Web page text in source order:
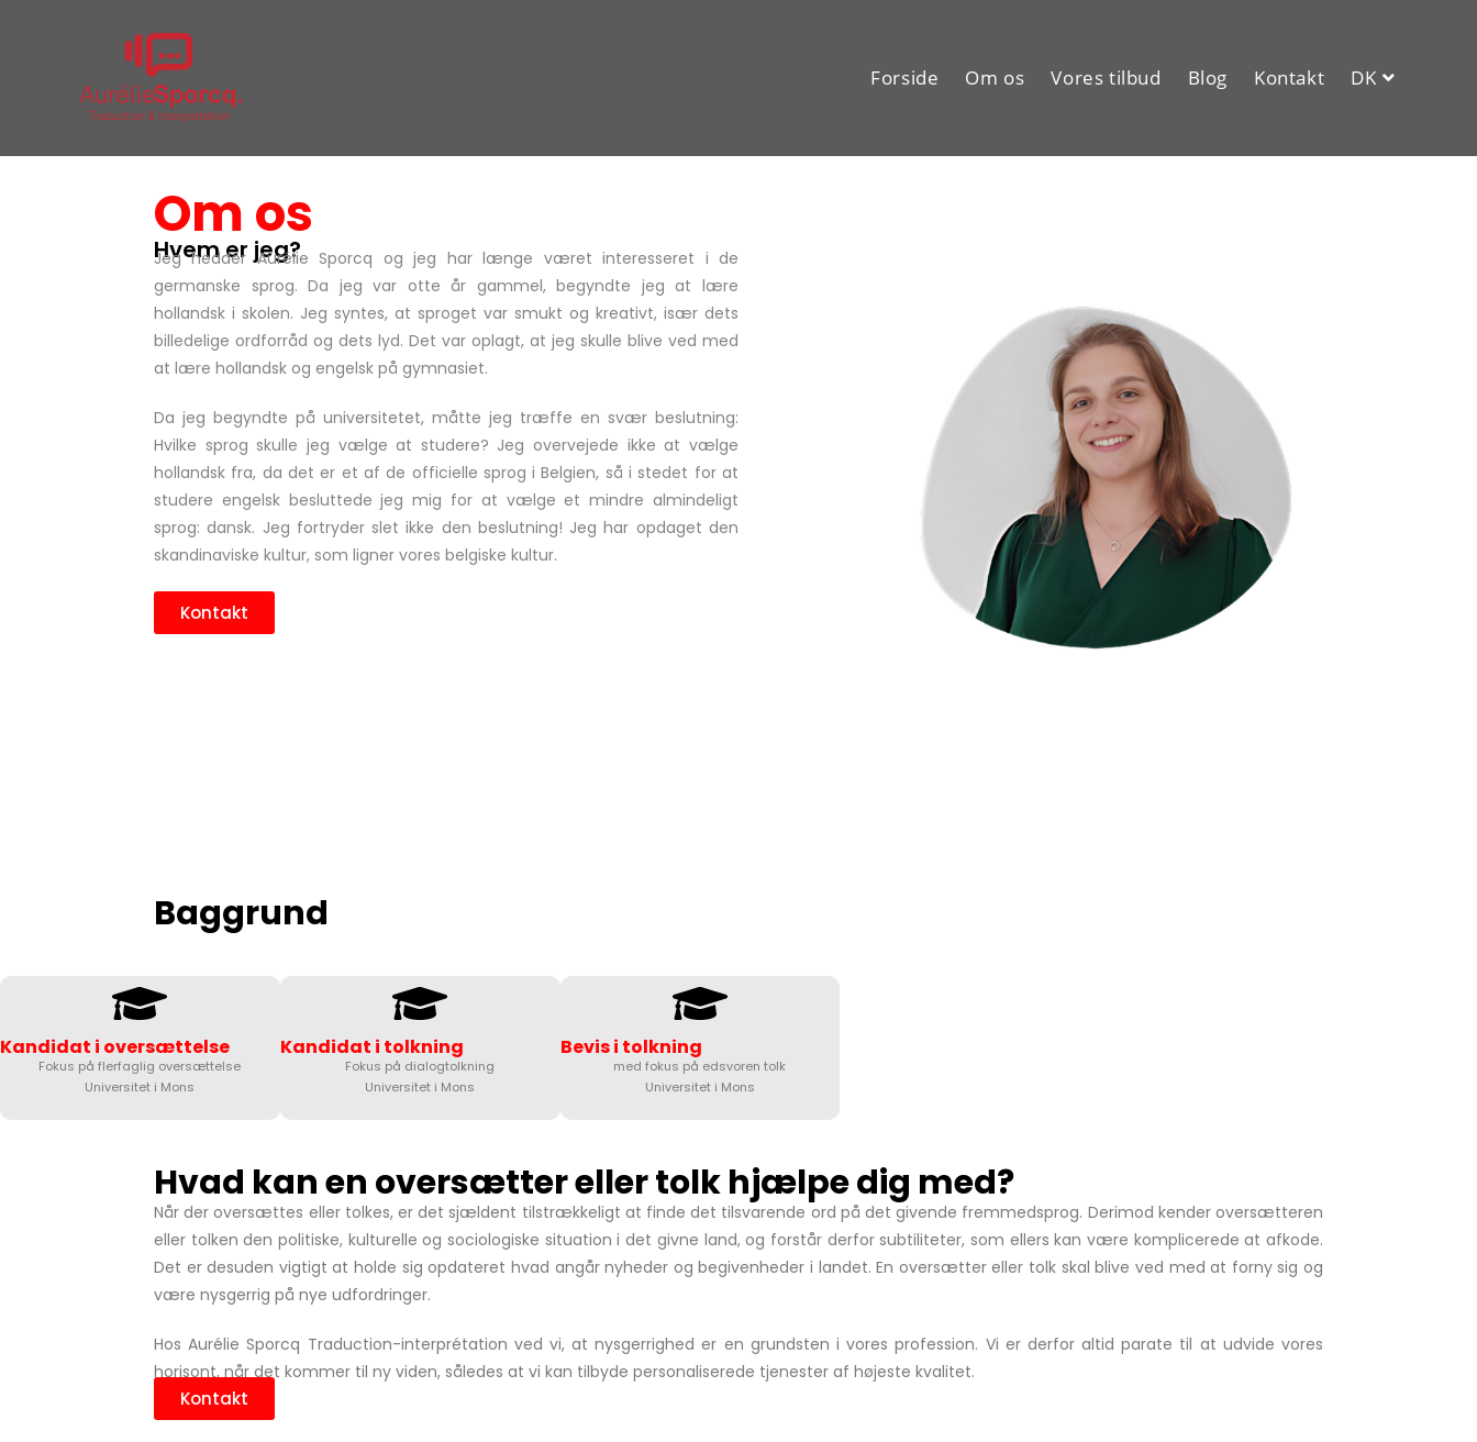
Forside Om os Vores tilbud Blog Kontakt DK
Om os
Hvem er jeg?
Jeg hedder Aurélie Sporcq og jeg har længe været interesseret i de
germanske sprog. Da jeg var otte år gammel, begyndte jeg at lære
hollandsk i skolen. Jeg syntes, at sproget var smukt og kreativt, især dets
billedelige ordforråd og dets lyd. Det var oplagt, at jeg skulle blive ved med
at lære hollandsk og engelsk på gymnasiet.
Da jeg begyndte på universitetet, måtte jeg træffe en svær beslutning:
Hvilke sprog skulle jeg vælge at studere? Jeg overvejede ikke at vælge
hollandsk fra, da det er et af de officielle sprog i Belgien, så i stedet for at
studere engelsk besluttede jeg mig for at vælge et mindre almindeligt
sprog: dansk. Jeg fortryder slet ikke den beslutning! Jeg har opdaget den
skandinaviske kultur, som ligner vores belgiske kultur.
Kontakt
Baggrund
Kandidat i oversættelse
Fokus på flerfaglig oversættelse
Universitet i Mons
Kandidat i tolkning
Fokus på dialogtolkning
Universitet i Mons
Bevis i tolkning
med fokus på edsvoren tolk
Universitet i Mons
Hvad kan en oversætter eller tolk hjælpe dig med?
Når der oversættes eller tolkes, er det sjældent tilstrækkeligt at finde det tilsvarende ord på det givende fremmedsprog. Derimod kender oversætteren
eller tolken den politiske, kulturelle og sociologiske situation i det givne land, og forstår derfor subtiliteter, som ellers kan være komplicerede at afkode.
Det er desuden vigtigt at holde sig opdateret hvad angår nyheder og begivenheder i landet. En oversætter eller tolk skal blive ved med at forny sig og
være nysgerrig på nye udfordringer.
Hos Aurélie Sporcq Traduction-interprétation ved vi, at nysgerrighed er en grundsten i vores profession. Vi er derfor altid parate til at udvide vores
horisont, når det kommer til ny viden, således at vi kan tilbyde personaliserede tjenester af højeste kvalitet.
Kontakt